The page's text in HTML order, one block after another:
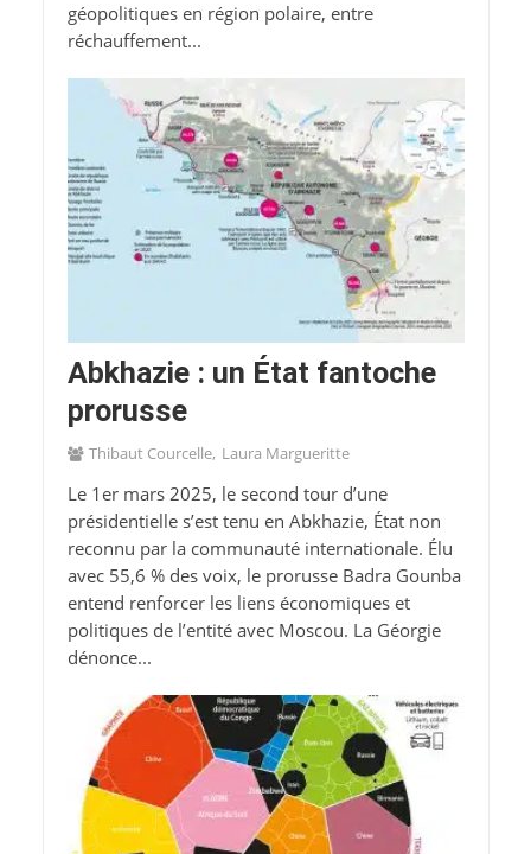
géopolitiques en région polaire, entre
réchauffement...
Abkhazie : un État fantoche
prorusse
Thibaut Courcelle Laura Margueritte
Le 1er mars 2025, le second tour d’une
présidentielle s’est tenu en Abkhazie, État non
reconnu par la communauté internationale. Élu
avec 55,6 % des voix, le prorusse Badra Gounba
entend renforcer les liens économiques et
politiques de l’entité avec Moscou. La Géorgie
dénonce...